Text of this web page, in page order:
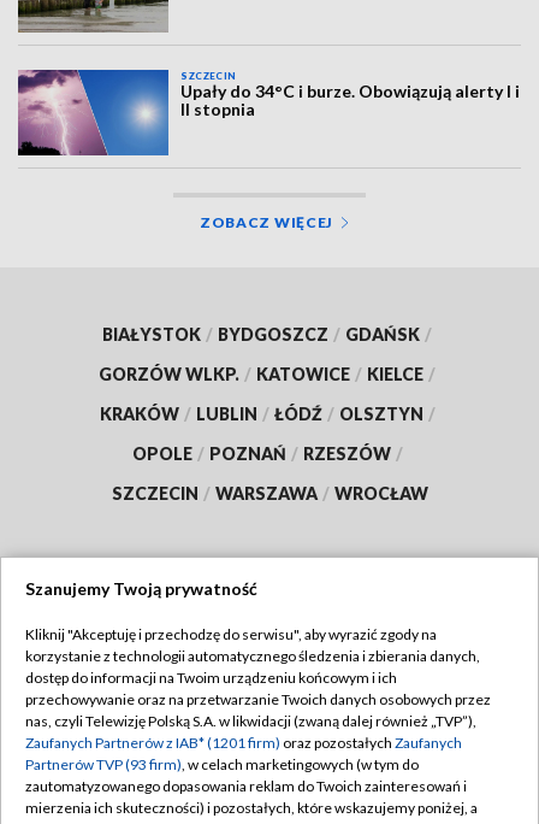
SZCZECIN
Upały do 34°C i burze. Obowiązują alerty I i
II stopnia
ZOBACZ WIĘCEJ
BIAŁYSTOK / BYDGOSZCZ / GDAŃSK /
GORZÓW WLKP. / KATOWICE / KIELCE /
KRAKÓW / LUBLIN / ŁÓDŹ / OLSZTYN /
OPOLE / POZNAŃ / RZESZÓW /
SZCZECIN / WARSZAWA / WROCŁAW
TVP
Abonament TVP
Emisja w TVP
Centrum informacji TVP
Naziemna Telewizja Cyfrowa
Regulamin TVP
Polityka prywatności
Moje zgody
Szanujemy Twoją prywatność
Kliknij "Akceptuję i przechodzę do serwisu", aby wyrazić zgody na
korzystanie z technologii automatycznego śledzenia i zbierania danych,
dostęp do informacji na Twoim urządzeniu końcowym i ich
przechowywanie oraz na przetwarzanie Twoich danych osobowych przez
nas, czyli Telewizję Polską S.A. w likwidacji (zwaną dalej również „TVP”),
Zaufanych Partnerów z IAB* (1201 firm) oraz pozostałych Zaufanych
Partnerów TVP (93 firm), w celach marketingowych (w tym do
zautomatyzowanego dopasowania reklam do Twoich zainteresowań i
mierzenia ich skuteczności) i pozostałych, które wskazujemy poniżej, a